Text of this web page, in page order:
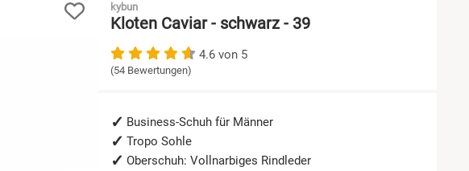
kybun
Kloten Caviar - schwarz - 39
4.6 von 5
(54 Bewertungen)
Business-Schuh für Männer
Tropo Sohle
Oberschuh: Vollnarbiges Rindleder